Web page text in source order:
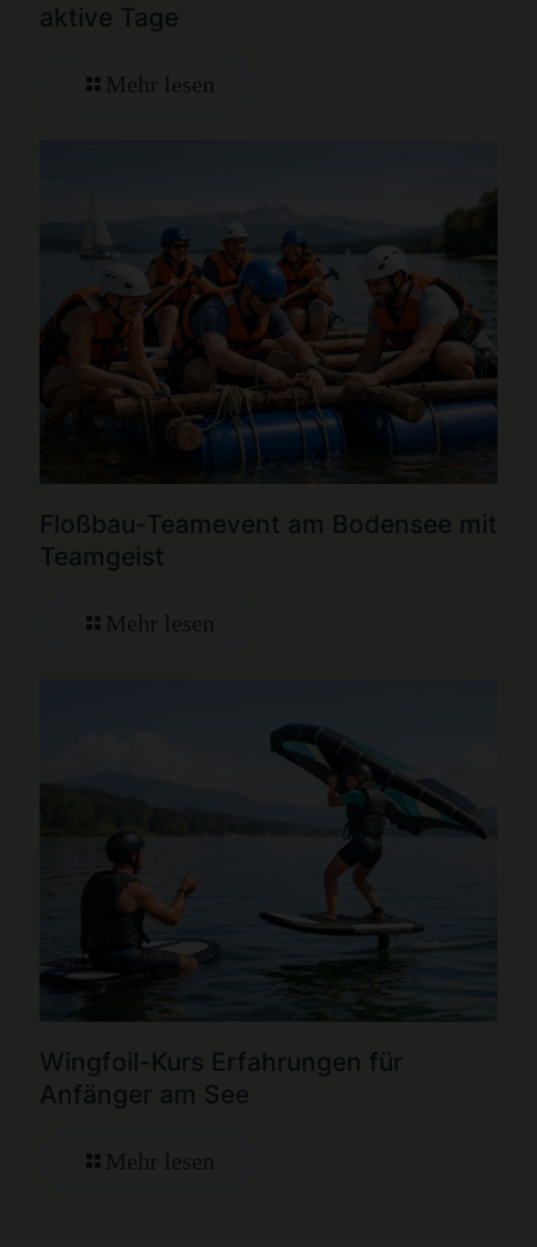
aktive Tage
Mehr lesen
Floßbau-Teamevent am Bodensee mit
Teamgeist
Mehr lesen
Wingfoil-Kurs Erfahrungen für
Anfänger am See
Mehr lesen